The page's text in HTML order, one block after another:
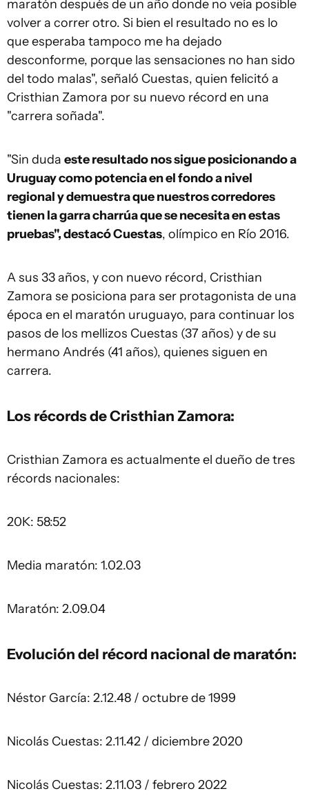
maratón después de un año donde no veía posible
volver a correr otro. Si bien el resultado no es lo
que esperaba tampoco me ha dejado
desconforme, porque las sensaciones no han sido
del todo malas", señaló Cuestas, quien felicitó a
Cristhian Zamora por su nuevo récord en una
"carrera soñada".
"Sin duda este resultado nos sigue posicionando a
Uruguay como potencia en el fondo a nivel
regional y demuestra que nuestros corredores
tienen la garra charrúa que se necesita en estas
pruebas", destacó Cuestas, olímpico en Río 2016.
A sus 33 años, y con nuevo récord, Cristhian
Zamora se posiciona para ser protagonista de una
época en el maratón uruguayo, para continuar los
pasos de los mellizos Cuestas (37 años) y de su
hermano Andrés (41 años), quienes siguen en
carrera.
Los récords de Cristhian Zamora:
Cristhian Zamora es actualmente el dueño de tres
récords nacionales:
20K: 58:52
Media maratón: 1.02.03
Maratón: 2.09.04
Evolución del récord nacional de maratón:
Néstor García: 2.12.48 / octubre de 1999
Nicolás Cuestas: 2.11.42 / diciembre 2020
Nicolás Cuestas: 2.11.03 / febrero 2022